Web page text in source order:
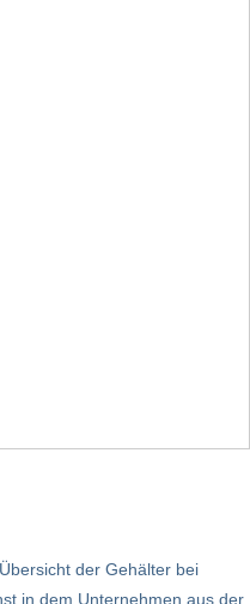
der Gehälter bei
in dem Unternehmen aus der